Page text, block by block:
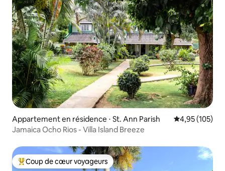
Appartement en résidence ⋅ St. Ann Parish Évaluation
4,95 (105)
Jamaica Ocho Rios - Villa Island Breeze
Coups de cœur voyageurs les plus appréciés
Coup de cœur voyageurs